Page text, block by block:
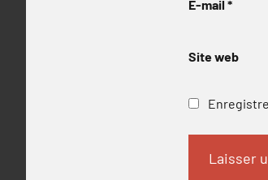
E-mail *
Site web